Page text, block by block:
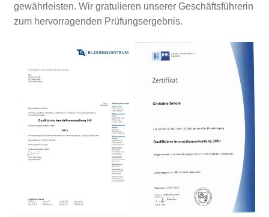
gewährleisten. Wir gratulieren unserer Geschäftsführerin
zum hervorragenden Prüfungsergebnis.